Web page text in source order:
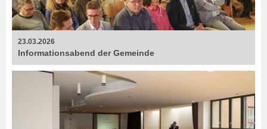
23.03.2026
Informationsabend der Gemeinde